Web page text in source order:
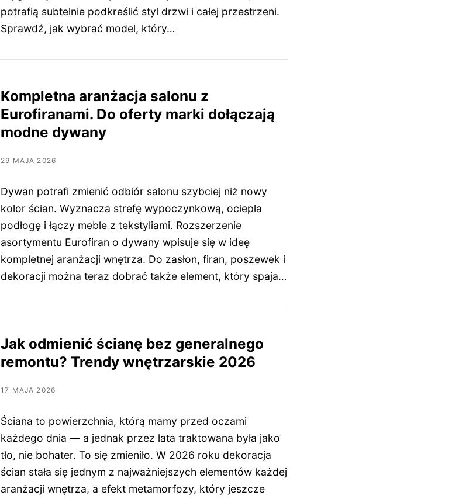
potrafią subtelnie podkreślić styl drzwi i całej przestrzeni.
Sprawdź, jak wybrać model, który…
Kompletna aranżacja salonu z
Eurofiranami. Do oferty marki dołączają
modne dywany
29 MAJA 2026
Dywan potrafi zmienić odbiór salonu szybciej niż nowy
kolor ścian. Wyznacza strefę wypoczynkową, ociepla
podłogę i łączy meble z tekstyliami. Rozszerzenie
asortymentu Eurofiran o dywany wpisuje się w ideę
kompletnej aranżacji wnętrza. Do zasłon, firan, poszewek i
dekoracji można teraz dobrać także element, który spaja…
Jak odmienić ścianę bez generalnego
remontu? Trendy wnętrzarskie 2026
17 MAJA 2026
Ściana to powierzchnia, którą mamy przed oczami
każdego dnia — a jednak przez lata traktowana była jako
tło, nie bohater. To się zmieniło. W 2026 roku dekoracja
ścian stała się jednym z najważniejszych elementów każdej
aranżacji wnętrza, a efekt metamorfozy, który jeszcze